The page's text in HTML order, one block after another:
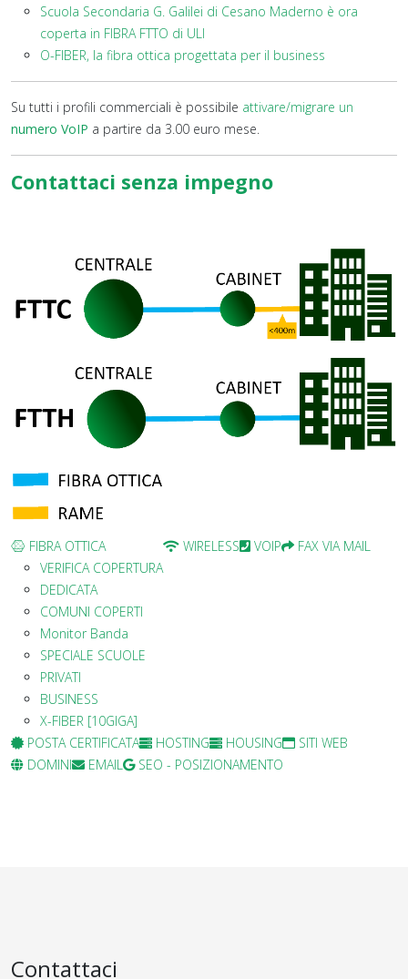
Scuola Secondaria G. Galilei di Cesano Maderno è ora
coperta in FIBRA FTTO di ULI
O-FIBER, la fibra ottica progettata per il business
Su tutti i profili commerciali è possibile attivare/migrare un
numero VoIP a partire da 3.00 euro mese.
Contattaci senza impegno
FIBRA OTTICA
VERIFICA COPERTURA
DEDICATA
COMUNI COPERTI
Monitor Banda
SPECIALE SCUOLE
PRIVATI
BUSINESS
X-FIBER [10GIGA]
WIRELESS VOIP FAX VIA MAIL
POSTA CERTIFICATA HOSTING HOUSING
SITI WEB
DOMINI
EMAIL SEO - POSIZIONAMENTO
Contattaci